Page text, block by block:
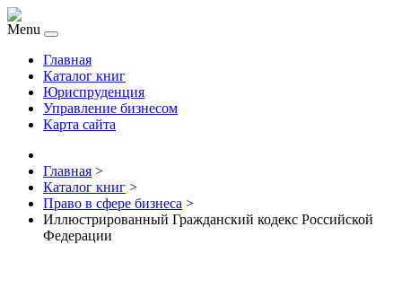
Menu
Главная
Каталог книг
Юриспруденция
Управление бизнесом
Карта сайта
Главная >
Каталог книг >
Право в сфере бизнеса >
Иллюстрированный Гражданский кодекс Российской
Федерации